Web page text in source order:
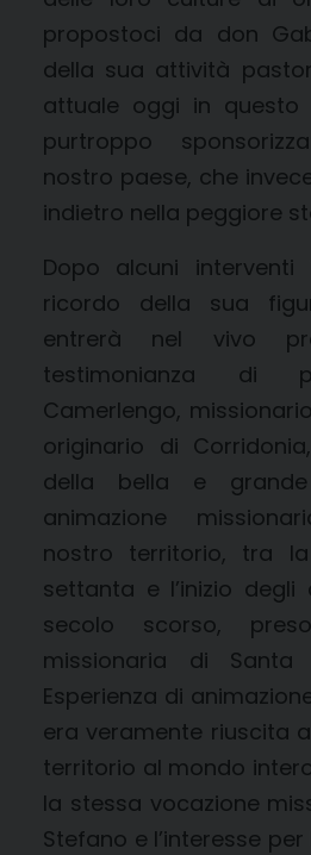
propostoci da don
della sua attività
attuale oggi in questo
purtroppo
nostro paese, che
indietro nella peggiore
Dopo alcuni interventi
ricordo della sua
entrerà nel vivo
testimonianza di
Camerlengo,
originario di
della bella e
animazione
nostro territorio, tra
settanta e l’inizio
secolo scorso,
missionaria di
Esperienza di
era veramente riuscita
territorio al mondo
la stessa vocazione
Stefano e l’interesse